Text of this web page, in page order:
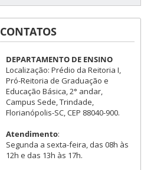
CONTATOS
DEPARTAMENTO DE ENSINO
Localização: Prédio da Reitoria I,
Pró-Reitoria de Graduação e
Educação Básica, 2° andar,
Campus Sede, Trindade,
Florianópolis-SC, CEP 88040-900.
Atendimento:
Segunda a sexta-feira, das 08h às
12h e das 13h às 17h.